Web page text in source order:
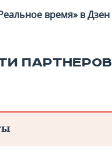
время» в Дзен
ПАРТНЕРОВ